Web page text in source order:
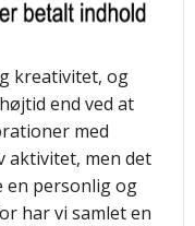
kreativitet, og
end ved at
med
aktivitet, men det
en personlig og
har vi samlet en